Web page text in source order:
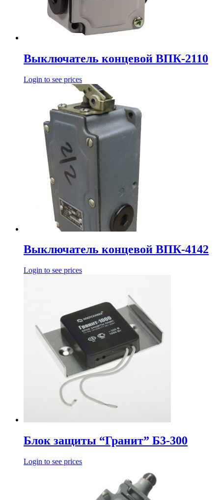
Выключатель концевой ВПК-2110
Login to see prices
Выключатель концевой ВПК-4142
Login to see prices
Блок защиты “Гранит” Б3-300
Login to see prices